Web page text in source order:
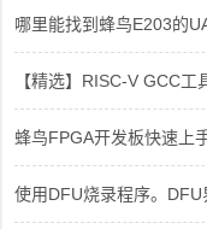
哪里能找到蜂鸟E203的
【精选】RISC-V GCC
蜂鸟FPGA开发板快速上
使用DFU烧录程序。